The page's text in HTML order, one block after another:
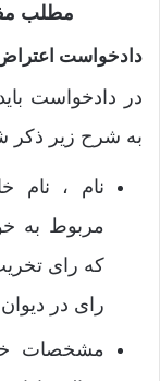
مطلب
دادخواست
در دادخواست
به شرح زیر ذکر
نام ، نام
مربوط به
که رای
رای در
مشخصات